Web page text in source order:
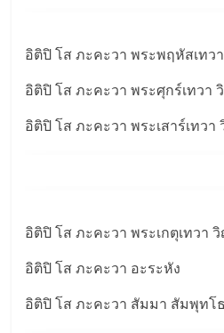
อิติปิ โส ภะคะวา พระพฤหัสเท
อิติปิ โส ภะคะวา พระศุกร์เทว
อิติปิ โส ภะคะวา พระเสาร์เท
อิติปิ โส ภะคะวา พระเกตุเทว
อิติปิ โส ภะคะวา อะระหัง
อิติปิ โส ภะคะวา สัมมา สัมพุทโธ